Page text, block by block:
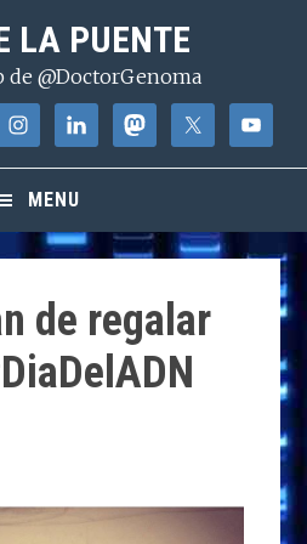
LA PUENTE
de @DoctorGenoma
MENU
de regalar